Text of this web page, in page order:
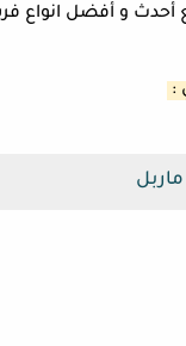
أحدث و أفضل انواع
: